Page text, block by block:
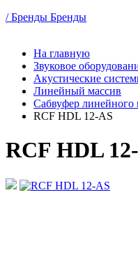
/ Бренды Бренды
На главную
Звуковое
Акустические
Линейный массив
Сабвуфер линейного
RCF HDL 12-AS
RCF HDL